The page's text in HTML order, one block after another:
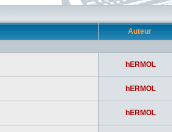
Auteur
hERMOL
hERMOL
hERMOL